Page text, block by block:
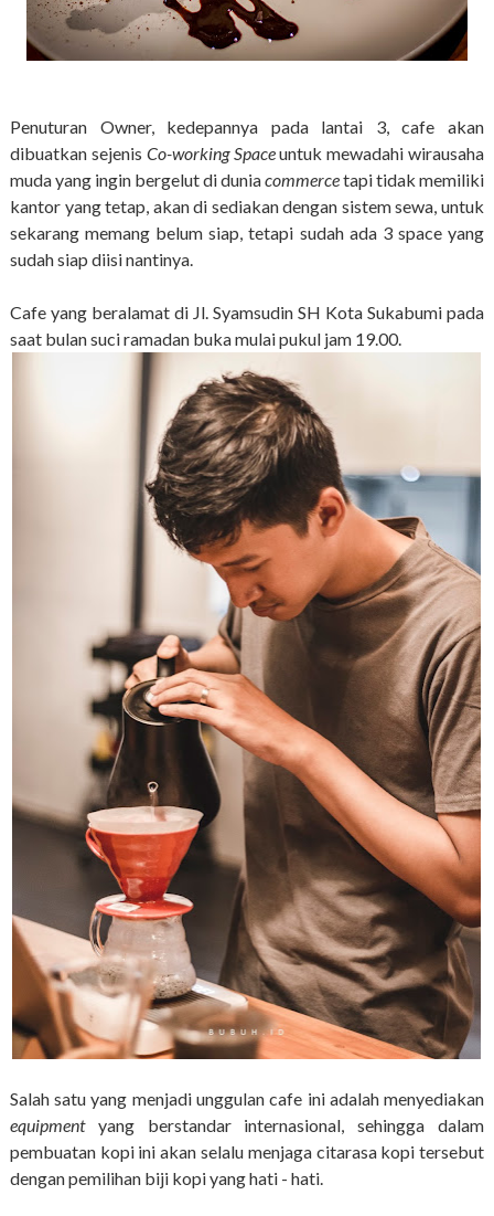
Penuturan Owner, kedepannya pada lantai 3, cafe akan
dibuatkan sejenis Co-working Spaceuntuk mewadahi wirausaha
muda yang ingin bergelut di duniacommercetapi tidak memiliki
kantor yang tetap, akan di sediakan dengan sistem sewa, untuk
sekarang memang belum siap, tetapi sudah ada 3 space yang
sudah siap diisi nantinya.
Cafe yang beralamat di Jl. Syamsudin SH Kota Sukabumi pada
saat bulan suci ramadan buka mulai pukul jam 19.00.
Salah satu yang menjadi unggulan cafe ini adalah menyediakan
equipment yang berstandar internasional, sehingga dalam
pembuatan kopi ini akan selalu menjaga citarasa kopi tersebut
dengan pemilihan biji kopi yang hati - hati.